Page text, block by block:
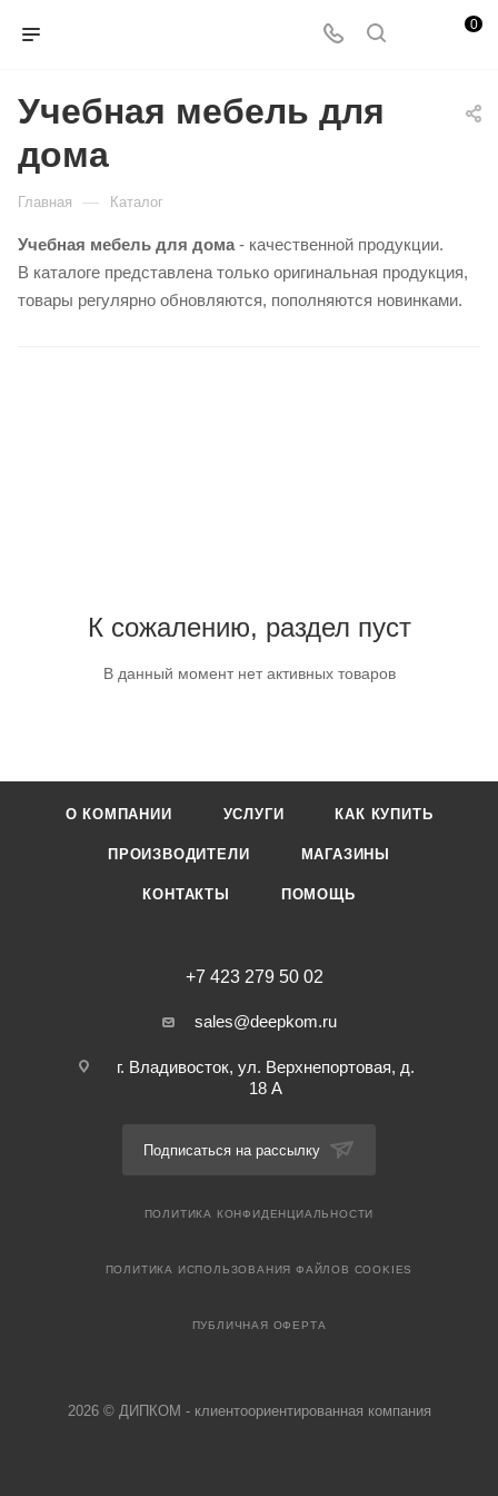
0
Учебная мебель для
дома
Главная — Каталог
Учебная мебель для дома - качественной продукции.
В каталоге представлена только оригинальная продукция,
товары регулярно обновляются, пополняются новинками.
К сожалению, раздел пуст
В данный момент нет активных товаров
О КОМПАНИИ УСЛУГИ КАК КУПИТЬ
ПРОИЗВОДИТЕЛИ МАГАЗИНЫ
КОНТАКТЫ ПОМОЩЬ
+7 423 279 50 02
sales@deepkom.ru
г. Владивосток, ул. Верхнепортовая, д.
18 А
Подписаться на рассылку
ПОЛИТИКА КОНФИДЕНЦИАЛЬНОСТИ
ПОЛИТИКА ИСПОЛЬЗОВАНИЯ ФАЙЛОВ COOKIES
ПУБЛИЧНАЯ ОФЕРТА
2026 © ДИПКОМ - клиентоориентированная компания